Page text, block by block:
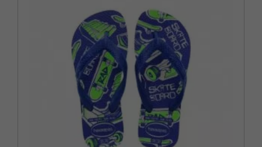
BRASIL 31/32 - EUR 33/34
BRASIL 33/34 - EUR 35/36
BRASIL 35/36 - EUR 37/38